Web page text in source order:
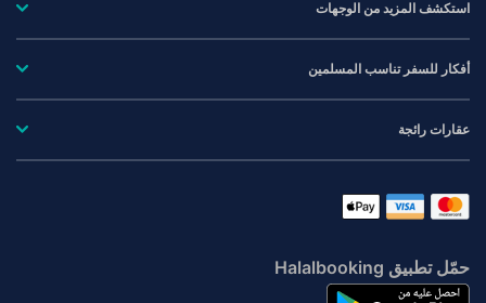
استكشف المزيد من الوجهات
أفكار للسفر تناسب المسلمين
عقارات رائجة
حمّل تطبيق Halalbooking